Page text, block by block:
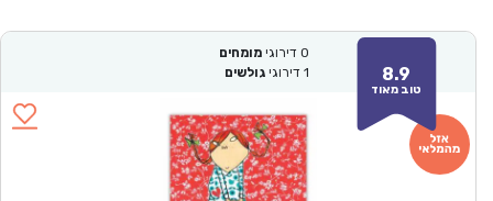
8.9
טוב מאוד
0 דירוגי מומחים
1 דירוגי גולשים